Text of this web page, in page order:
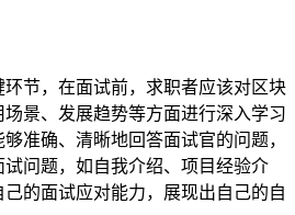
节，在面试前，求职者应该对区块
景、发展趋势等方面进行深入学习
准确、清晰地回答面试官的问题，
问题，如自我介绍、项目经验介
的面试应对能力，展现出自己的自